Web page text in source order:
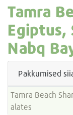
Tamra
Egiptus,
Nabq
Pakkumised
Tamra Beach
alates